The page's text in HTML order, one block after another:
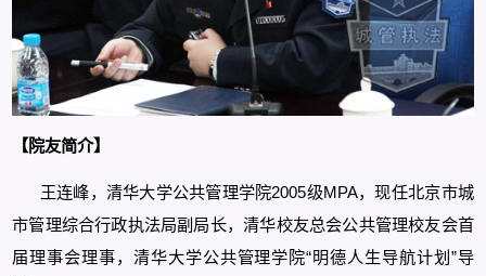
【院友简介】
王连峰，清华大学公共管理学院2005级MPA，现任北京市城
市管理综合行政执法局副局长，清华校友总会公共管理校友会首
届理事会理事，清华大学公共管理学院“明德人生导航计划”导